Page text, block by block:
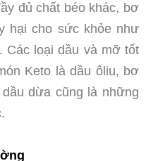
đủ chất béo khác, bơ
hại cho sức khỏe như
Các loại dầu và mỡ tốt
Keto là dầu ôliu, bơ
dừa cũng là những